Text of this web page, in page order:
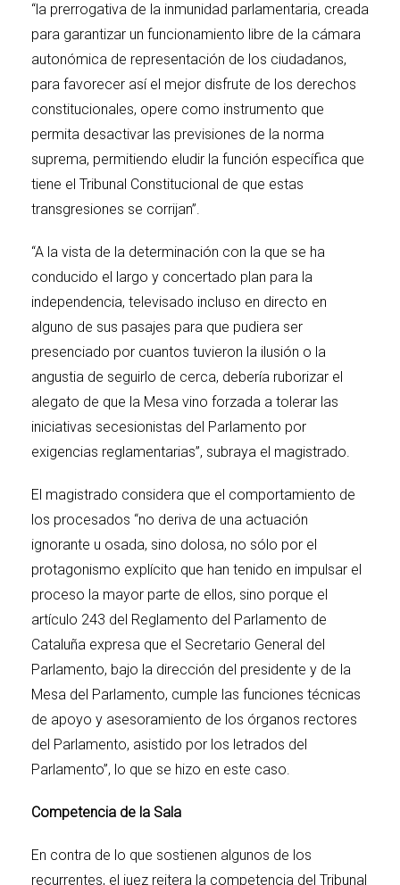
“la prerrogativa de la inmunidad parlamentaria, creada
para garantizar un funcionamiento libre de la cámara
autonómica de representación de los ciudadanos,
para favorecer así el mejor disfrute de los derechos
constitucionales, opere como instrumento que
permita desactivar las previsiones de la norma
suprema, permitiendo eludir la función específica que
tiene el Tribunal Constitucional de que estas
transgresiones se corrijan”.
“A la vista de la determinación con la que se ha
conducido el largo y concertado plan para la
independencia, televisado incluso en directo en
alguno de sus pasajes para que pudiera ser
presenciado por cuantos tuvieron la ilusión o la
angustia de seguirlo de cerca, debería ruborizar el
alegato de que la Mesa vino forzada a tolerar las
iniciativas secesionistas del Parlamento por
exigencias reglamentarias”, subraya el magistrado.
El magistrado considera que el comportamiento de
los procesados “no deriva de una actuación
ignorante u osada, sino dolosa, no sólo por el
protagonismo explícito que han tenido en impulsar el
proceso la mayor parte de ellos, sino porque el
artículo 243 del Reglamento del Parlamento de
Cataluña expresa que el Secretario General del
Parlamento, bajo la dirección del presidente y de la
Mesa del Parlamento, cumple las funciones técnicas
de apoyo y asesoramiento de los órganos rectores
del Parlamento, asistido por los letrados del
Parlamento”, lo que se hizo en este caso.
Competencia de la Sala
En contra de lo que sostienen algunos de los
recurrentes, el juez reitera la competencia del Tribunal